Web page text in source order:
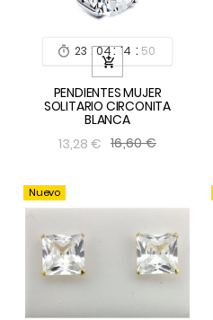
 23 :04: 14 : 49

PENDIENTES MUJER
SOLITARIO CIRCONITA
BLANCA
13,28 € 16,60 €
Nuevo